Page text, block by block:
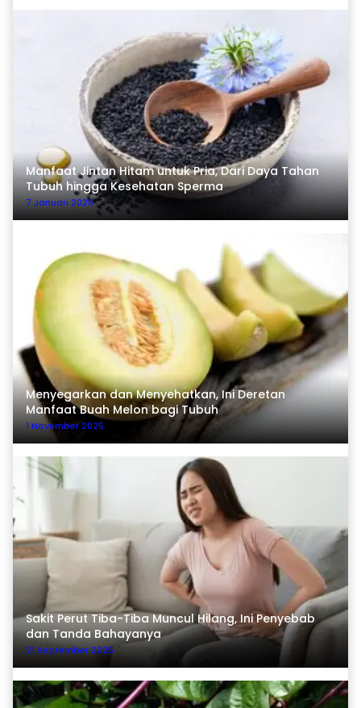
Manfaat Jintan Hitam untuk Pria, Dari Daya Tahan
Tubuh hingga Kesehatan Sperma
7 Januari 2026
Menyegarkan dan Menyehatkan, Ini Deretan
Manfaat Buah Melon bagi Tubuh
1 November 2025
Sakit Perut Tiba-Tiba Muncul Hilang, Ini Penyebab
dan Tanda Bahayanya
21 September 2025